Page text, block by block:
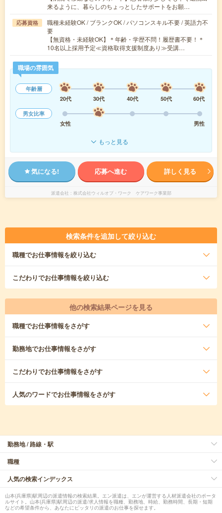
来るように、暮らしのちょっとしたサポートをお願…
応募資格
職種未経験OK / ブランクOK / パソコンスキル不要 / 英語力不
要
【無資格・未経験OK】＊年齢・学歴不問！履歴書不要！＊
10名以上採用予定≪資格取得支援制度あり≫受講…
職場の雰囲気
年齢層
20代
30代 40代 50代
60代
男女比率
女性
男性
もっと見る
気になる! 応募へ進む 詳しく見る
派遣会社 株式会社ウィルオブ・ワーク ケアワーク事業部
検索条件を追加して絞り込む
職種でお仕事情報を絞り込む
こだわりでお仕事情報を絞り込む
他の検索結果ページを見る
職種でお仕事情報をさがす
勤務地でお仕事情報をさがす
こだわりでお仕事情報をさがす
人気のワードでお仕事情報をさがす
勤務地 / 路線・駅
職種
人気の検索インデックス
山本(兵庫県)駅周辺の派遣情報の検索結果。エン派遣は、エンが運営する人材派遣会社のポータ
ルサイト。山本(兵庫県)駅周辺の派遣/求人情報を職種、勤務地、時給、勤務時間、長期・短期
などの希望条件から、あなたにピッタリの派遣のお仕事を探せます。